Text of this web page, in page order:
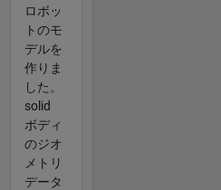
ロボッ
トのモ
デルを
作りま
した。
solid
ボディ
のジオ
メトリ
データ